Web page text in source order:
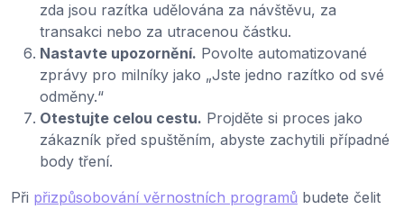
zda jsou razítka udělována za návštěvu, za
transakci nebo za utracenou částku.
Nastavte upozornění. Povolte automatizované
zprávy pro milníky jako „Jste jedno razítko od své
odměny.“
Otestujte celou cestu. Projděte si proces jako
zákazník před spuštěním, abyste zachytili případné
body tření.
Při přizpůsobování věrnostních programů budete čelit